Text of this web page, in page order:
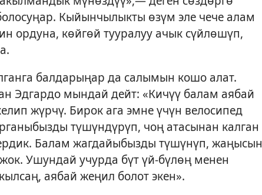
Кыйынчылыкты өзүм эле чече алам
ордуна, көйгөй тууралуу ачык сүйлөшүп,
балдарыңар да салымын кошо алат.
Эдгардо мындай дейт: «Кичүү балам аябай
жүрчү. Бирок ага эмне үчүн велосипед
түшүндүрүп, чоң атасынан калган
Балам жагдайыбызды түшүнүп, жаңысын
Ушундай учурда бүт үй-бүлөң менен
аябай жеңил болот экен».